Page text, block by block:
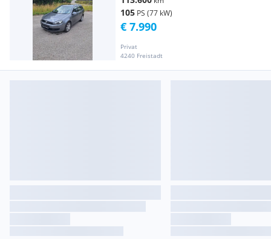
105 PS (77 kW)
Privat
4240 Freistadt
€ 7.990